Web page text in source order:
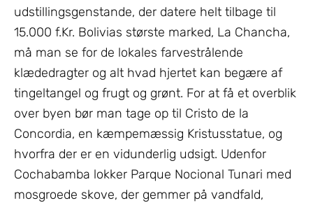
udstillingsgenstande, der datere helt tilbage til
15.000 f.Kr. Bolivias største marked, La Chancha,
må man se for de lokales farvestrålende
klædedragter og alt hvad hjertet kan begære af
tingeltangel og frugt og grønt. For at få et overblik
over byen bør man tage op til Cristo de la
Concordia, en kæmpemæssig Kristusstatue, og
hvorfra der er en vidunderlig udsigt. Udenfor
Cochabamba lokker Parque Nocional Tunari med
mosgroede skove, der gemmer på vandfald,